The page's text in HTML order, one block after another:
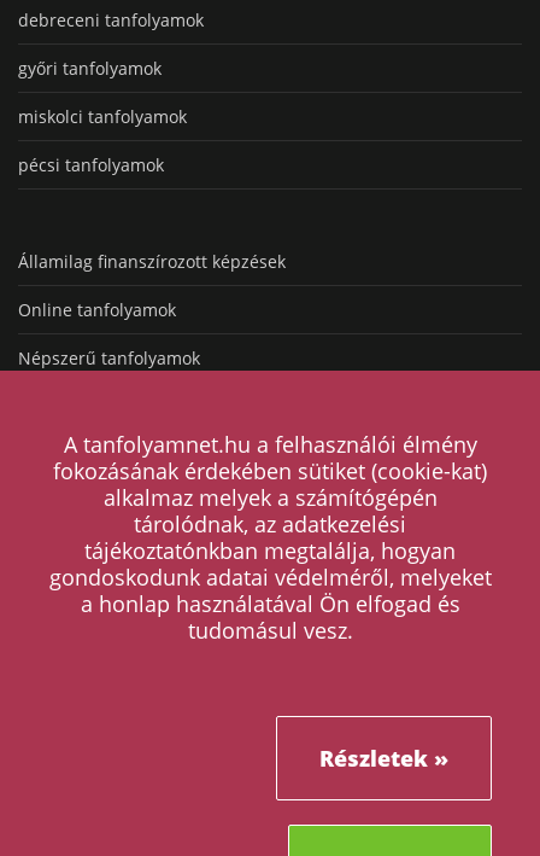
debreceni tanfolyamok
győri tanfolyamok
miskolci tanfolyamok
pécsi tanfolyamok
Államilag finanszírozott képzések
Online tanfolyamok
Népszerű tanfolyamok
HASZNOS LINKEK
Hogyan működik a hirdetésfeladás?
Magazin
A tanfolyamnet.hu a felhasználói élmény
fokozásának érdekében sütiket (cookie-kat)
alkalmaz melyek a számítógépén
tárolódnak, az adatkezelési
tájékoztatónkban megtalálja, hogyan
gondoskodunk adatai védelméről, melyeket
a honlap használatával Ön elfogad és
tudomásul vesz.
Részletek »